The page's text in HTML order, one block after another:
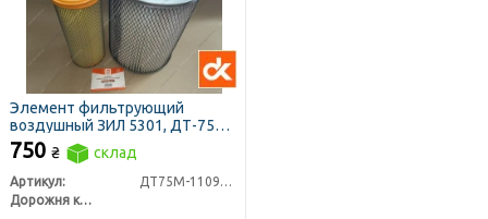
Элемент фильтрующий
воздушный ЗИЛ 5301, ДТ-75
(ДК)
750 ₴ склад
Артикул:
ДТ75М-1109560
Дорожня карта